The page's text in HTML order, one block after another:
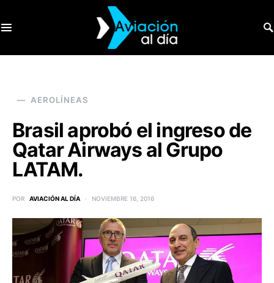
AEROLÍNEAS
Brasil aprobó el ingreso de
Qatar Airways al Grupo
LATAM.
POR AVIACIÓN AL DÍA NOVIEMBRE 16, 2016